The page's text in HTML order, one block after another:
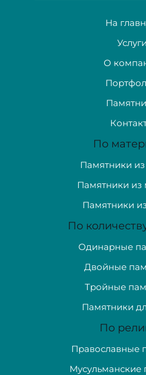
На
Услуги
О
По
Памятники из
Памятники из
Памятники
По
Одинарные
Двойные
Тройные
Памятники
По
Православные
Мусульманские